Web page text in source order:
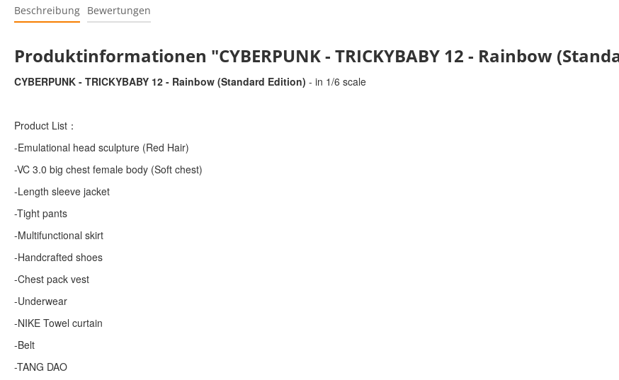
Beschreibung Bewertungen
Produktinformationen "CYBERPUNK - TRICKYBABY 12 - Rainbow
CYBERPUNK - TRICKYBABY 12 - Rainbow (Standard Edition) - in 1/6 scale
Product List：
-Emulational head sculpture (Red Hair)
-VC 3.0 big chest female body (Soft chest)
-Length sleeve jacket
-Tight pants
-Multifunctional skirt
-Handcrafted shoes
-Chest pack vest
-Underwear
-NIKE Towel curtain
-Belt
-TANG DAO